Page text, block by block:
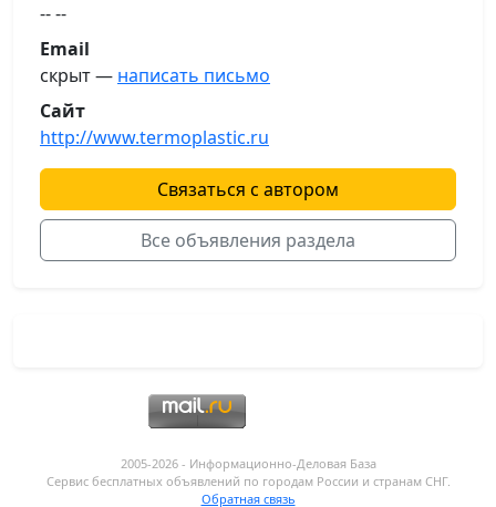
-- --
Email
скрыт — написать письмо
Сайт
http://www.termoplastic.ru
Связаться с автором
Все объявления раздела
2005-2026 - Информационнo-Деловая База
Сервис бесплатных объявлений по городам России и странам СНГ.
Обратная связь